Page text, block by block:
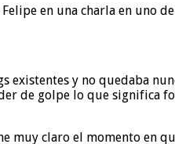
en una charla en uno
existentes y no quedaba
de golpe lo que significa
muy claro el momento en